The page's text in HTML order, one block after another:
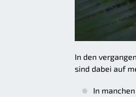
In den
sind dabei auf
In